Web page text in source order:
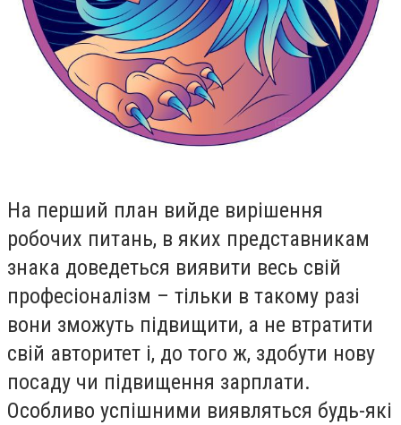
На перший план вийде вирішення
робочих питань, в яких представникам
знака доведеться виявити весь свій
професіоналізм – тільки в такому разі
вони зможуть підвищити, а не втратити
свій авторитет і, до того ж, здобути нову
посаду чи підвищення зарплати.
Особливо успішними виявляться будь-які